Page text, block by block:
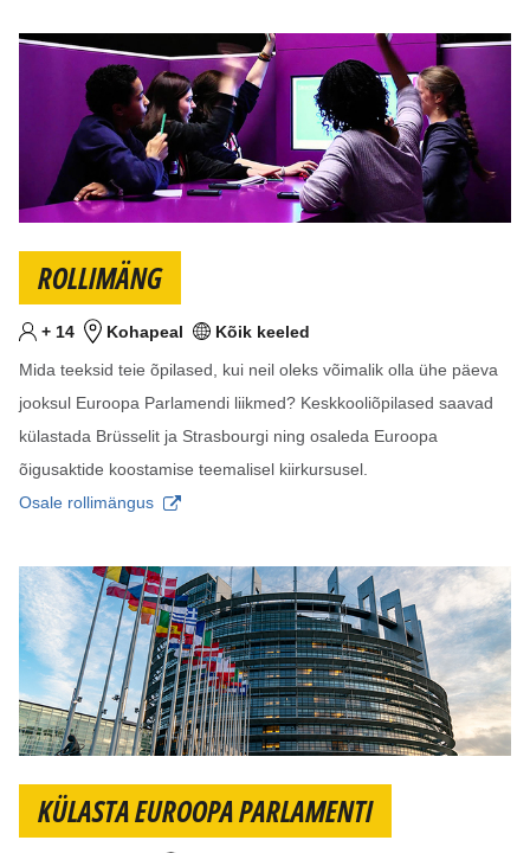
ROLLIMÄNG
Sihtvanus
Vähemalt
+ 14aastat
KohtKohapeal Keel(ed)
Kõik keeled
Mida teeksid teie õpilased, kui neil oleks võimalik olla ühe päeva
jooksul Euroopa Parlamendi liikmed? Keskkooliõpilased saavad
külastada Brüsselit ja Strasbourgi ning osaleda Euroopa
õigusaktide koostamise teemalisel kiirkursusel.
Osale rollimängus
KÜLASTA EUROOPA PARLAMENTI